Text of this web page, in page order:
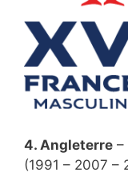
4. Angleterre –
(1991 – 2007 –